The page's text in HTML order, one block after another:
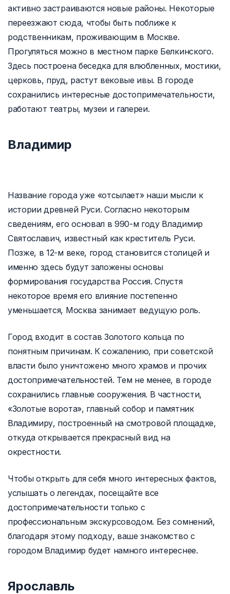
активно застраиваются новые районы. Некоторые
переезжают сюда, чтобы быть поближе к
родственникам, проживающим в Москве.
Прогуляться можно в местном парке Белкинского.
Здесь построена беседка для влюбленных, мостики,
церковь, пруд, растут вековые ивы. В городе
сохранились интересные достопримечательности,
работают театры, музеи и галереи.
Владимир
Название города уже «отсылает» наши мысли к
истории древней Руси. Согласно некоторым
сведениям, его основал в 990-м году Владимир
Святославич, известный как креститель Руси.
Позже, в 12-м веке, город становится столицей и
именно здесь будут заложены основы
формирования государства Россия. Спустя
некоторое время его влияние постепенно
уменьшается, Москва занимает ведущую роль.
Город входит в состав Золотого кольца по
понятным причинам. К сожалению, при советской
власти было уничтожено много храмов и прочих
достопримечательностей. Тем не менее, в городе
сохранились главные сооружения. В частности,
«Золотые ворота», главный собор и памятник
Владимиру, построенный на смотровой площадке,
откуда открывается прекрасный вид на
окрестности.
Чтобы открыть для себя много интересных фактов,
услышать о легендах, посещайте все
достопримечательности только с
профессиональным экскурсоводом. Без сомнений,
благодаря этому подходу, ваше знакомство с
городом Владимир будет намного интереснее.
Ярославль